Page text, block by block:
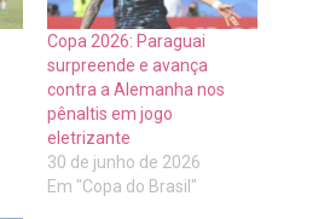
Copa 2026: Paraguai
surpreende e avança
contra a Alemanha nos
pênaltis em jogo
eletrizante
30 de junho de 2026
Em "Copa do Brasil"